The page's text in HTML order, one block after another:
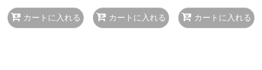
カートに入れる カートに入れる カートに入れる